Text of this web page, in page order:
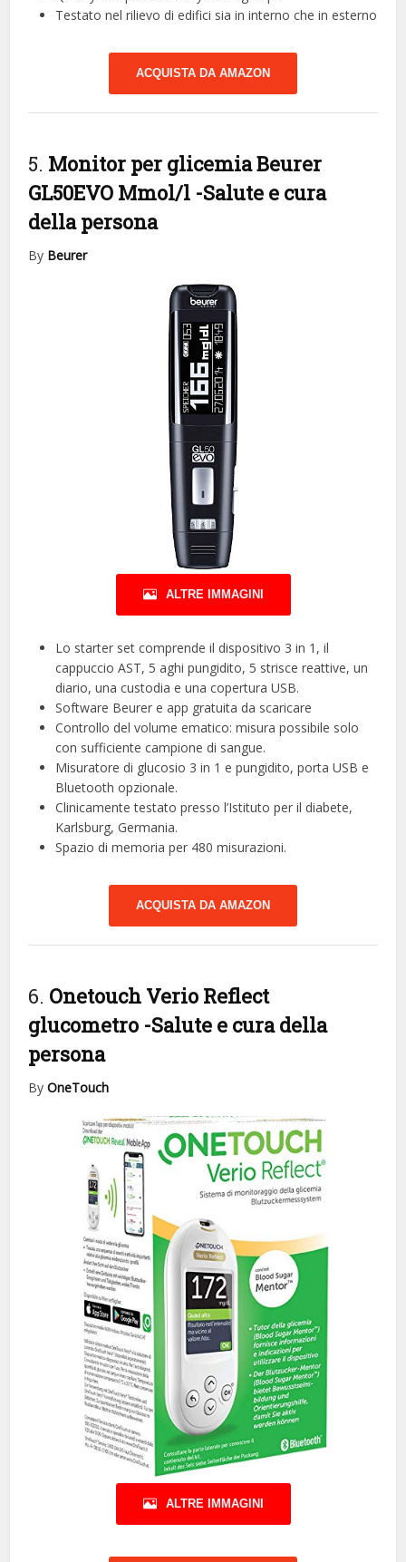
Testato nel rilievo di edifici sia in interno che in esterno
ACQUISTA DA AMAZON
5. Monitor per glicemia Beurer
GL50EVO Mmol/l -Salute e cura
della persona
By Beurer
ALTRE IMMAGINI
Lo starter set comprende il dispositivo 3 in 1, il
cappuccio AST, 5 aghi pungidito, 5 strisce reattive, un
diario, una custodia e una copertura USB.
Software Beurer e app gratuita da scaricare
Controllo del volume ematico: misura possibile solo
con sufficiente campione di sangue.
Misuratore di glucosio 3 in 1 e pungidito, porta USB e
Bluetooth opzionale.
Clinicamente testato presso l’Istituto per il diabete,
Karlsburg, Germania.
Spazio di memoria per 480 misurazioni.
ACQUISTA DA AMAZON
6. Onetouch Verio Reflect
glucometro -Salute e cura della
persona
ByOneTouch
ALTRE IMMAGINI